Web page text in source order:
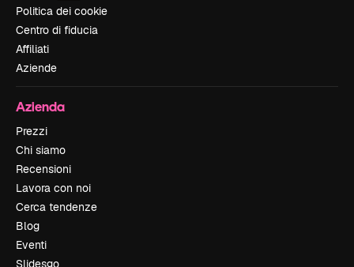
Politica dei cookie
Centro di fiducia
Affiliati
Aziende
Azienda
Prezzi
Chi siamo
Recensioni
Lavora con noi
Cerca tendenze
Blog
Eventi
Slidesgo